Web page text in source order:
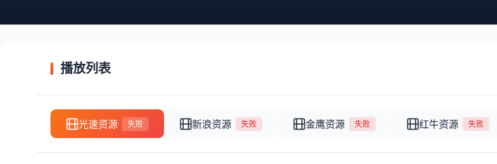
播放列表
光速资源 失败 新浪资源 失败 金鹰资源 失败 红牛资源 失败